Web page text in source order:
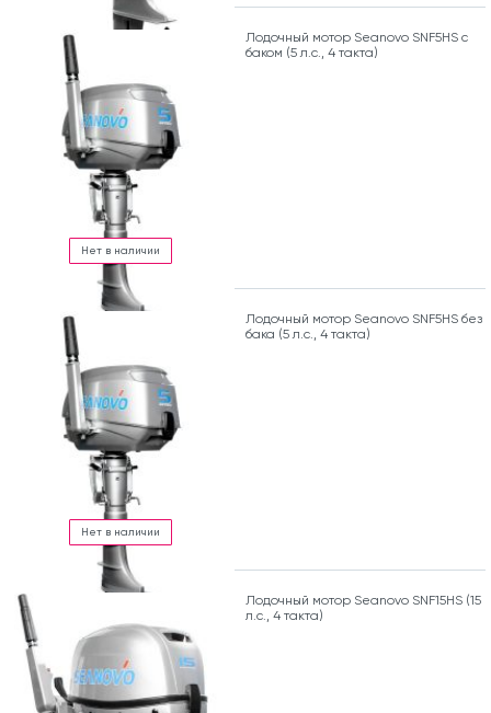
Нет в наличии
Лодочный мотор Seanovo SNF5HS с
баком (5 л.с., 4 такта)
Нет в наличии
Лодочный мотор Seanovo SNF5HS без
бака (5 л.с., 4 такта)
Лодочный мотор Seanovo SNF15HS (15
л.с., 4 такта)